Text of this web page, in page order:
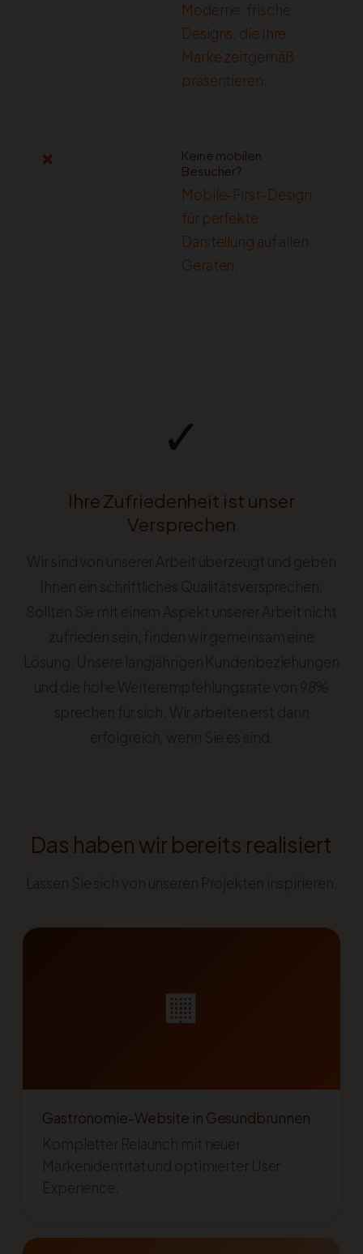
Moderne, frische
Designs, die Ihre
Marke zeitgemäß
präsentieren.
❌
Keine mobilen
Besucher?
Mobile-First-Design
für perfekte
Darstellung auf allen
Geräten.
✓
Ihre Zufriedenheit ist unser
Versprechen
Das haben wir bereits realisiert
🏢
Gastronomie-Website in Gesundbrunnen